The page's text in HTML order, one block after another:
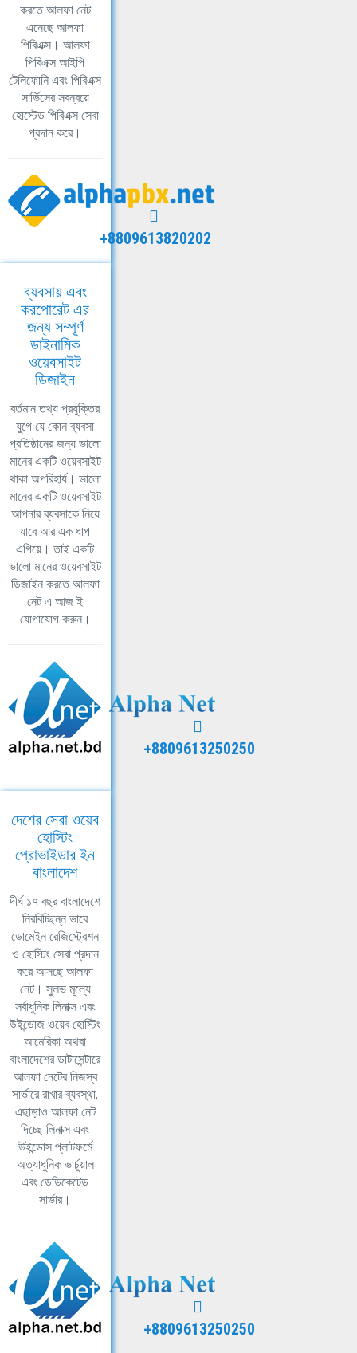
করতে আলফা নেট
এনেছে আলফা
পিবিএক্স। আলফা
পিবিএক্স আইপি
টেলিফোনি এবং পিবিএক্স
সার্ভিসের সবন্বয়ে
হোস্টেড পিবিএক্স সেবা
প্রদান করে।
+8809613820202
ব্যবসায় এবং
করপোরেট এর
জন্য সম্পূর্ণ
ডাইনামিক
ওয়েবসাইট
ডিজাইন
বর্তমান তথ্য প্রযুক্তির
যুগে যে কোন ব্যবসা
প্রতিষ্ঠানের জন্য ভালো
মানের একটি ওয়েবসাইট
থাকা অপরিহার্য। ভালো
মানের একটি ওয়েবসাইট
আপনার ব্যবসাকে নিয়ে
যাবে আর এক ধাপ
এগিয়ে। তাই একটি
ভালো মানের ওয়েবসাইট
ডিজাইন করতে আলফা
নেট এ আজ ই
যোগাযোগ করুন।
+8809613250250
দেশের সেরা ওয়েব
হোস্টিং
প্রোভাইডার ইন
বাংলাদেশ
দীর্ঘ ১৭ বছর বাংলাদেশে
নিরবিচ্ছিন্ন ভাবে
ডোমেইন রেজিস্ট্রেশন
ও হোস্টিং সেবা প্রদান
করে আসছে আলফা
নেট। সুলভ মূল্যে
সর্বাধুনিক লিনাক্স এবং
উইন্ডোজ ওয়েব হোস্টিং
আমেরিকা অথবা
বাংলাদেশের ডাটাসেন্টারে
আলফা নেটের নিজস্ব
সার্ভারে রাখার ব্যবস্থা,
এছাড়াও আলফা নেট
দিচ্ছে লিনাক্স এবং
উইন্ডোস প্লাটফর্মে
অত্যাধুনিক ভার্চুয়াল
এবং ডেডিকেটেড
সার্ভার।
+8809613250250